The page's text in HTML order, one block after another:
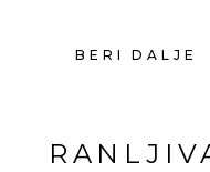
BERI DALJE